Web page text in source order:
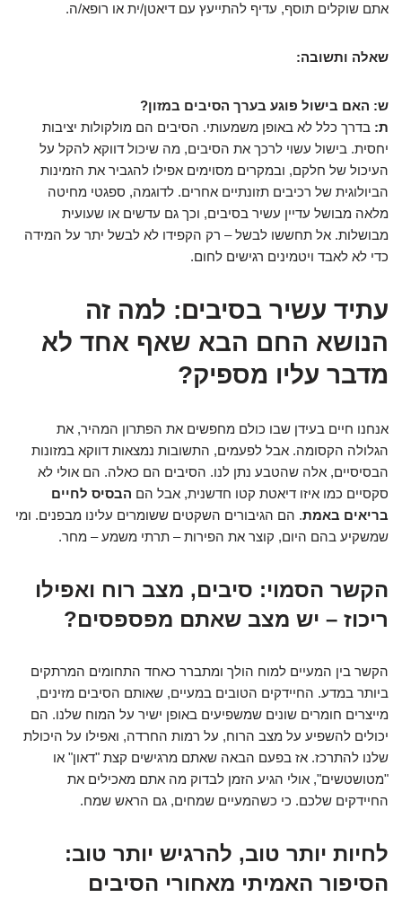
אתם שוקלים תוסף, עדיף להתייעץ עם דיאטן/ית או רופא/ה.
שאלה ותשובה:
ש: האם בישול פוגע בערך הסיבים במזון?
ת: בדרך כלל לא באופן משמעותי. הסיבים הם מולקולות יציבות
יחסית. בישול עשוי לרכך את הסיבים, מה שיכול דווקא להקל על
העיכול של חלקם, ובמקרים מסוימים אפילו להגביר את הזמינות
הביולוגית של רכיבים תזונתיים אחרים. לדוגמה, ספגטי מחיטה
מלאה מבושל עדיין עשיר בסיבים, וכך גם עדשים או שעועית
מבושלות. אל תחששו לבשל – רק הקפידו לא לבשל יתר על המידה
כדי לא לאבד ויטמינים רגישים לחום.
עתיד עשיר בסיבים: למה זה
הנושא החם הבא שאף אחד לא
מדבר עליו מספיק?
אנחנו חיים בעידן שבו כולם מחפשים את הפתרון המהיר, את
הגלולה הקסומה. אבל לפעמים, התשובות נמצאות דווקא במזונות
הבסיסיים, אלה שהטבע נתן לנו. הסיבים הם כאלה. הם אולי לא
סקסיים כמו איזו דיאטת קטו חדשנית, אבל הם הבסיס לחיים
בריאים באמת. הם הגיבורים השקטים ששומרים עלינו מבפנים. ומי
שמשקיע בהם היום, קוצר את הפירות – תרתי משמע – מחר.
הקשר הסמוי: סיבים, מצב רוח ואפילו
ריכוז – יש מצב שאתם מפספסים?
הקשר בין המעיים למוח הולך ומתברר כאחד התחומים המרתקים
ביותר במדע. החיידקים הטובים במעיים, שאותם הסיבים מזינים,
מייצרים חומרים שונים שמשפיעים באופן ישיר על המוח שלנו. הם
יכולים להשפיע על מצב הרוח, על רמות החרדה, ואפילו על היכולת
שלנו להתרכז. אז בפעם הבאה שאתם מרגישים קצת "דאון" או
"מטושטשים", אולי הגיע הזמן לבדוק מה אתם מאכילים את
החיידקים שלכם. כי כשהמעיים שמחים, גם הראש שמח.
לחיות יותר טוב, להרגיש יותר טוב:
הסיפור האמיתי מאחורי הסיבים